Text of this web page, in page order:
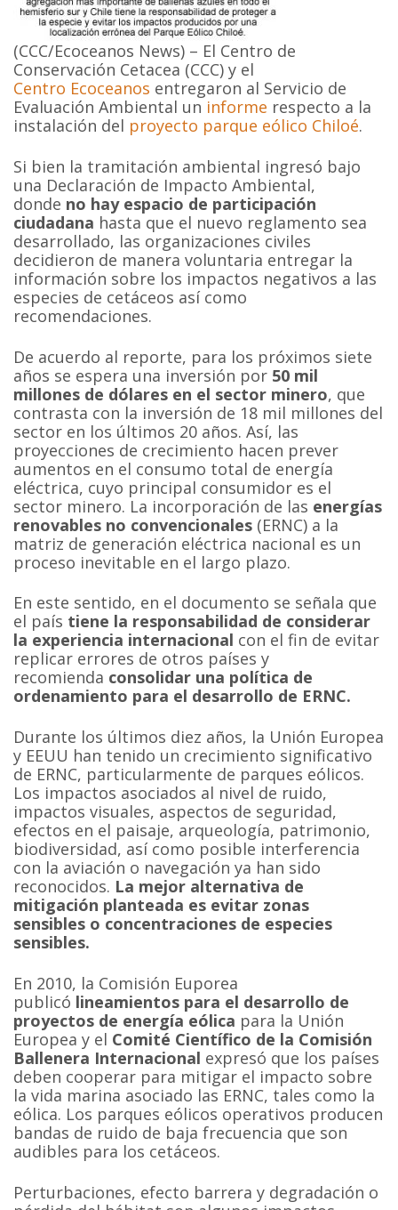
(CCC/Ecoceanos News) – El Centro de
Conservación Cetacea (CCC) y el
Centro Ecoceanos entregaron al Servicio de
Evaluación Ambiental un informe respecto a la
instalación del proyecto parque eólico Chiloé.
Si bien la tramitación ambiental ingresó bajo
una Declaración de Impacto Ambiental,
donde no hay espacio de participación
ciudadana hasta que el nuevo reglamento sea
desarrollado, las organizaciones civiles
decidieron de manera voluntaria entregar la
información sobre los impactos negativos a las
especies de cetáceos así como
recomendaciones.
De acuerdo al reporte, para los próximos siete
años se espera una inversión por 50 mil
millones de dólares en el sector minero, que
contrasta con la inversión de 18 mil millones del
sector en los últimos 20 años. Así, las
proyecciones de crecimiento hacen prever
aumentos en el consumo total de energía
eléctrica, cuyo principal consumidor es el
sector minero. La incorporación de las energías
renovables no convencionales (ERNC) a la
matriz de generación eléctrica nacional es un
proceso inevitable en el largo plazo.
En este sentido, en el documento se señala que
el país tiene la responsabilidad de considerar
la experiencia internacional con el fin de evitar
replicar errores de otros países y
recomienda consolidar una política de
ordenamiento para el desarrollo de ERNC.
Durante los últimos diez años, la Unión Europea
y EEUU han tenido un crecimiento significativo
de ERNC, particularmente de parques eólicos.
Los impactos asociados al nivel de ruido,
impactos visuales, aspectos de seguridad,
efectos en el paisaje, arqueología, patrimonio,
biodiversidad, así como posible interferencia
con la aviación o navegación ya han sido
reconocidos. La mejor alternativa de
mitigación planteada es evitar zonas
sensibles o concentraciones de especies
sensibles.
En 2010, la Comisión Euporea
publicó lineamientos para el desarrollo de
proyectos de energía eólica para la Unión
Europea y el Comité Científico de la Comisión
Ballenera Internacional expresó que los países
deben cooperar para mitigar el impacto sobre
la vida marina asociado las ERNC, tales como la
eólica. Los parques eólicos operativos producen
bandas de ruido de baja frecuencia que son
audibles para los cetáceos.
Perturbaciones, efecto barrera y degradación o